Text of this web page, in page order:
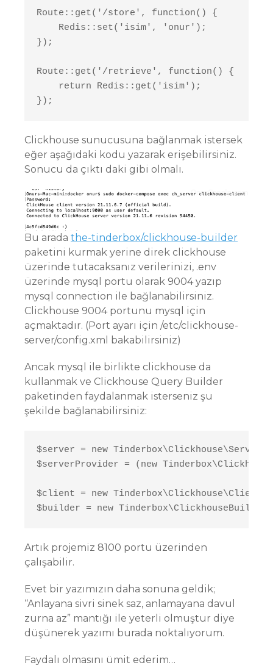
Route::get('/store', function() {
    Redis::set('isim', 'onur');
});
Route::get('/retrieve', function() {
    return Redis::get('isim');
});
Clickhouse sunucusuna bağlanmak istersek
eğer aşağıdaki kodu yazarak erişebilirsiniz.
Sonucu da çıktı daki gibi olmalı.
Bu arada the-tinderbox/clickhouse-builder
paketini kurmak yerine direk clickhouse
üzerinde tutacaksanız verilerinizi, .env
üzerinde mysql portu olarak 9004 yazıp
mysql connection ile bağlanabilirsiniz.
Clickhouse 9004 portunu mysql için
açmaktadır. (Port ayarı için /etc/clickhouse-
server/config.xml bakabilirsiniz)
Ancak mysql ile birlikte clickhouse da
kullanmak ve Clickhouse Query Builder
paketinden faydalanmak isterseniz şu
şekilde bağlanabilirsiniz:
$server = new
$serverProvider = (new
$client = new
$builder = new
Artık projemiz 8100 portu üzerinden
çalışabilir.
Evet bir yazımızın daha sonuna geldik;
“Anlayana sivri sinek saz, anlamayana davul
zurna az” mantığı ile yeterli olmuştur diye
düşünerek yazımı burada noktalıyorum.
Faydalı olmasını ümit ederim…